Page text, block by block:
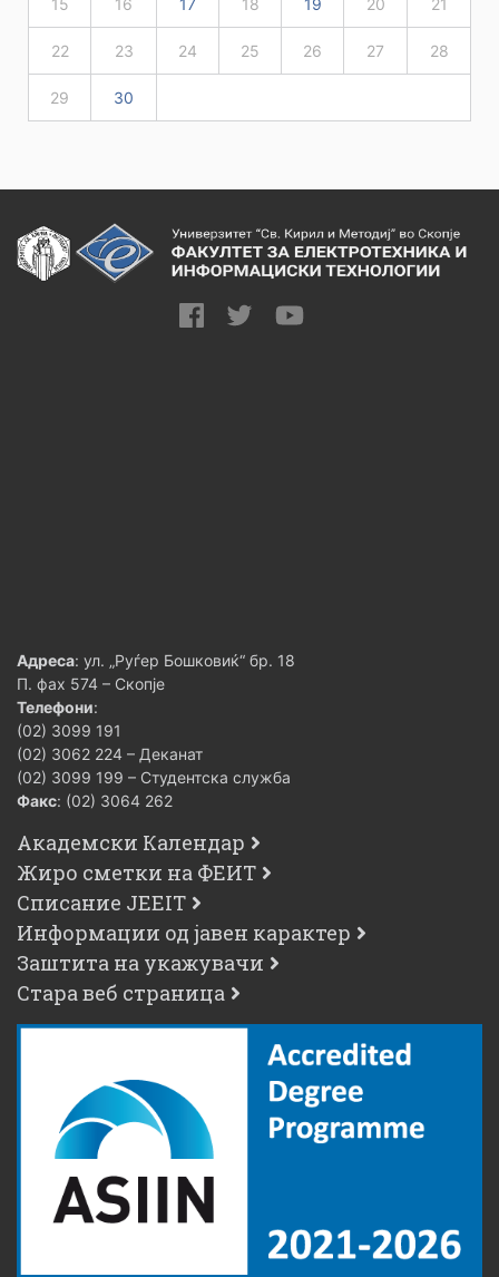
22 23 24 25 26 27 28
29 30
Адреса: ул. „Руѓер Бошковиќ“ бр. 18
П. фах 574 – Скопје
Телефони:
(02) 3099 191
(02) 3062 224 – Деканат
(02) 3099 199 – Студентска служба
Факс: (02) 3064 262
Академски Календар
Жиро сметки на ФЕИТ
Списание JEEIT
Информации од јавен карактер
Заштита на укажувачи
Стара веб страница